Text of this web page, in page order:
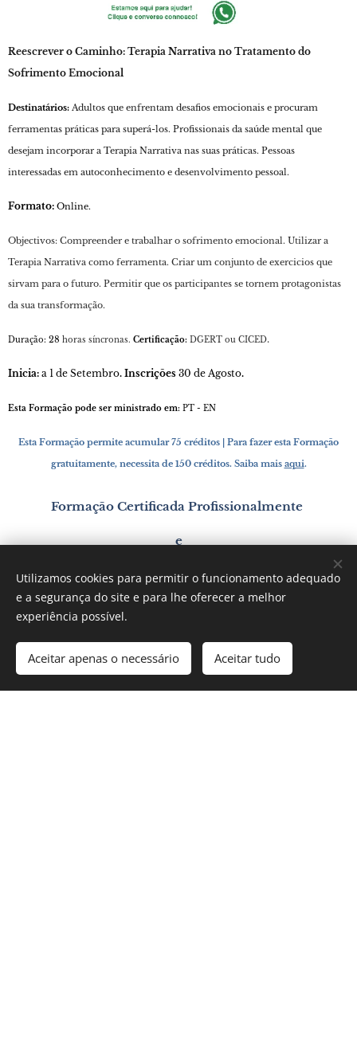
Reescrever o Caminho: Terapia Narrativa no Tratamento do
Sofrimento Emocional
Destinatários: Adultos que enfrentam desafios emocionais e procuram
ferramentas práticas para superá-los. Profissionais da saúde mental que
desejam incorporar a Terapia Narrativa nas suas práticas. Pessoas
interessadas em autoconhecimento e desenvolvimento pessoal.
Formato: Online.
Objectivos: Compreender e trabalhar o sofrimento emocional. Utilizar a
Terapia Narrativa como ferramenta. Criar um conjunto de exercicios que
sirvam para o futuro. Permitir que os participantes se tornem protagonistas
da sua transformação.
Duração: 28 horas síncronas. Certificação: DGERT ou CICED.
Inicia: a 1 de Setembro. Inscrições 30 de Agosto.
Esta Formação pode ser ministrado em: PT - EN
Esta Formação permite acumular 75 créditos | Para fazer esta Formação
gratuitamente, necessita de 150 créditos. Saiba mais aqui.
Formação Certificada Profissionalmente
e
Certificação pelo Centro de Investigação Clínica e
Educação Certificada da Humana Mente
Faça a sua pré-inscrição aqui e nós
Utilizamos cookies para permitir o funcionamento adequado
e a segurança do site e para lhe oferecer a melhor
experiência possível.
Aceitar apenas o necessário Aceitar tudo